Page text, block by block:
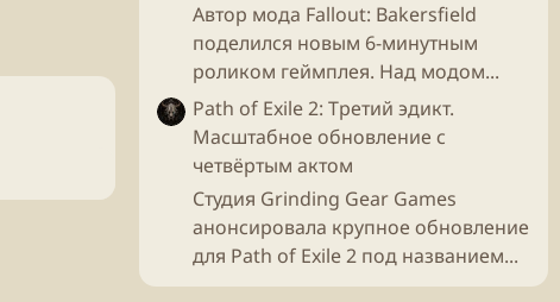
Автор мода Fallout: Bakersfield
поделился новым 6-минутным
роликом геймплея. Над модом...
Path of Exile 2: Третий эдикт.
Масштабное обновление с
четвёртым актом
Студия Grinding Gear Games
анонсировала крупное обновление
для Path of Exile 2 под названием...